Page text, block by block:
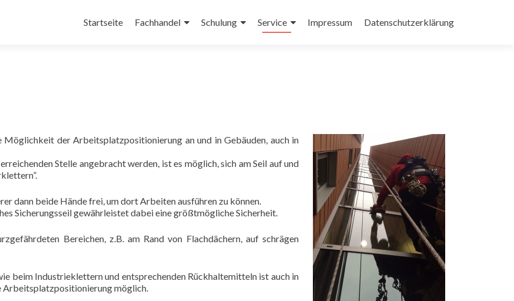
Inhalt
Startseite Fachhandel Schulung Service Impressum Datenschutzerklärung
Möglichkeit der Arbeitsplatzpositionierung an und in Gebäuden, auch in
Stelle angebracht werden, ist es möglich, sich am Seil auf und
dann beide Hände frei, um dort Arbeiten ausführen zu können.
Sicherungsseil gewährleistet dabei eine größtmögliche Sicherheit.
Bereichen, z.B. am Rand von Flachdächern, auf schrägen
beim Industrieklettern und entsprechenden Rückhaltemitteln ist auch in
Arbeitsplatzpositionierung möglich.